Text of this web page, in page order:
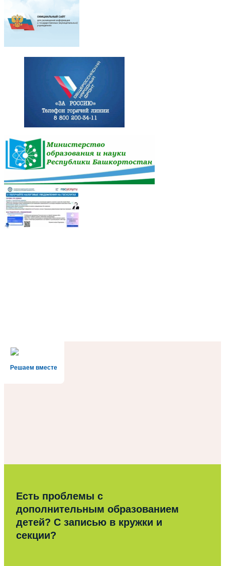
Решаем вместе
Есть проблемы с
дополнительным образованием
детей? С записью в кружки и
секции?